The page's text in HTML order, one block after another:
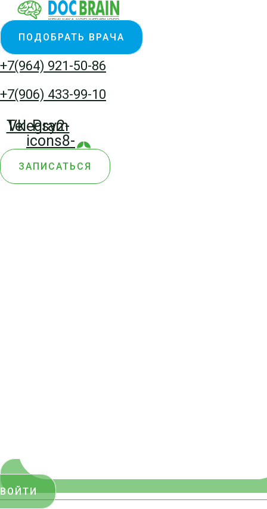
Перейти
к
содержимому
ПОДОБРАТЬ ВРАЧА
+7(964) 921-50-86
+7(906) 433-99-10
Vk
Telegram
Psy2-
icons8-
zen
ЗАПИСАТЬСЯ
ВОЙТИ